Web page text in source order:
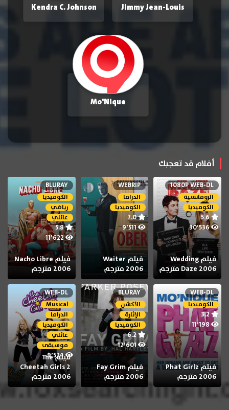
Jimmy Jean-Louis
Kendra C. Johnson
Mo'Nique
أفلام قد تعجبك
1080P WEB-DL
الرومانسية
الكوميديا
5.6
30٬536
فيلم Wedding
Daze 2006 مترجم
WEBRIP
الدراما
الكوميديا
7.0
9٬511
فيلم Waiter
2006 مترجم
BLURAY
الكوميديا
رياضي
عائلي
5.8
11٬622
فيلم Nacho Libre
2006 مترجم
WEB-DL
الكوميديا
3.2
فيلم Phat Girlz
2006 مترجم
BLURAY
الأكشن
الإثارة
الكوميديا
6.2
12٬601
فيلم Fay Grim
2006 مترجم
WEB-DL
Musical
الدراما
الكوميديا
عائلي
موسيقى
9٬524
فيلم The
Cheetah Girls 2
2006 مترجم